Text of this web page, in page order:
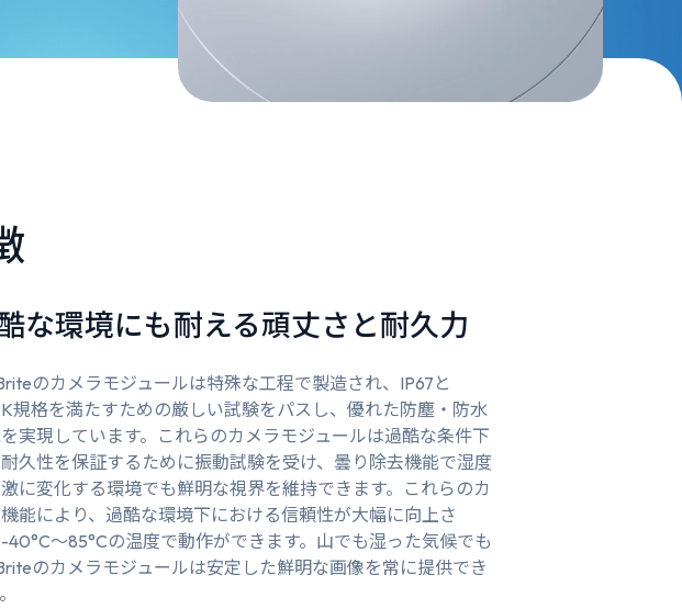
な環境にも耐える頑丈さと耐久力
のカメラモジュールは特殊な工程で製造され、IP67と
規格を満たすための厳しい試験をパスし、優れた防塵・防水
実現しています。これらのカメラモジュールは過酷な条件下
久性を保証するために振動試験を受け、曇り除去機能で湿度
に変化する環境でも鮮明な視界を維持できます。これらのカ
能により、過酷な環境下における信頼性が大幅に向上さ
40°C～85°Cの温度で動作ができます。山でも湿った気候でも
のカメラモジュールは安定した鮮明な画像を常に提供でき